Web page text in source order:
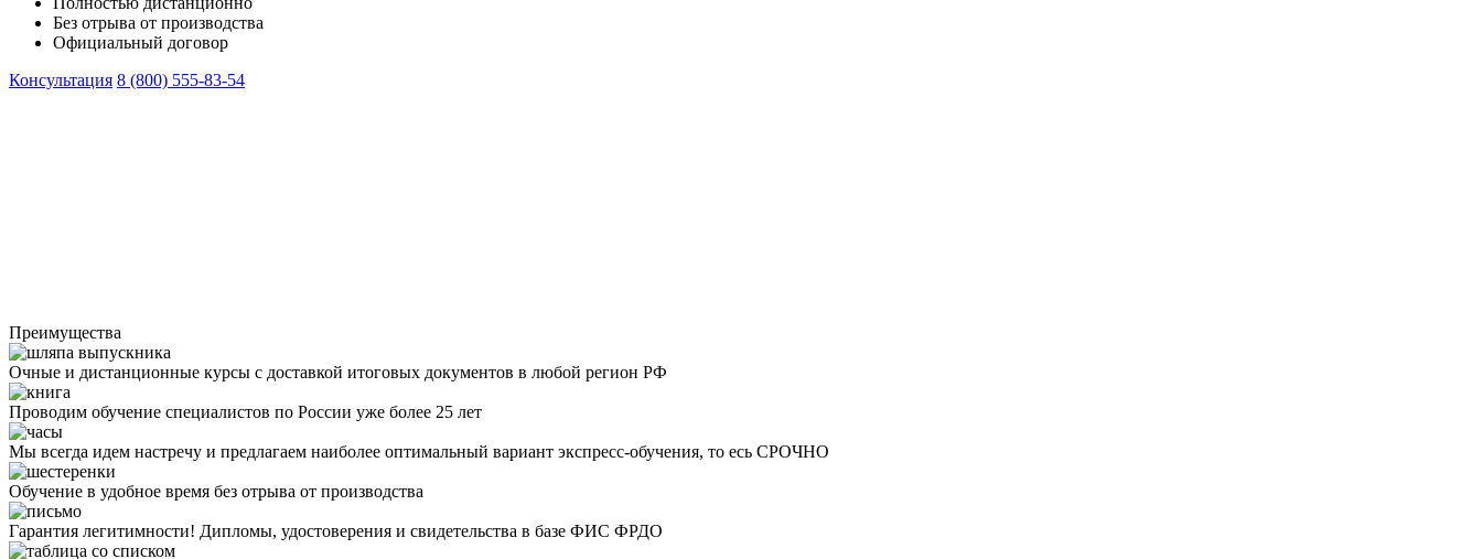
Без отрыва от производства
Официальный договор
Консультация 8 (800) 555-83-54
Преимущества
Очные и дистанционные курсы с доставкой итоговых документов в любой регион РФ
Проводим обучение специалистов по России уже более 25 лет
Мы всегда идем настречу и предлагаем наиболее оптимальный вариант экспресс-обучения, то есь СРОЧНО
Обучение в удобное время без отрыва от производства
Гарантия легитимности! Дипломы, удостоверения и свидетельства в базе ФИС ФРДО